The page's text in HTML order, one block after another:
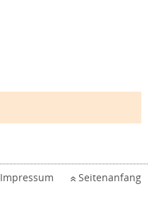
Impressum Seitenanfang